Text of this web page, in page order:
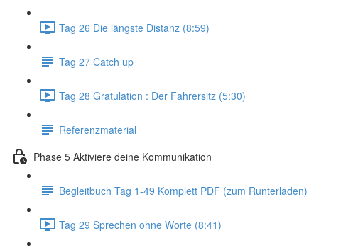
Tag 26 Die längste Distanz (8:59)
Tag 27 Catch up
Tag 28 Gratulation : Der Fahrersitz (5:30)
Referenzmaterial
Phase 5 Aktiviere deine Kommunikation
Begleitbuch Tag 1-49 Komplett PDF (zum Runterladen)
Tag 29 Sprechen ohne Worte (8:41)